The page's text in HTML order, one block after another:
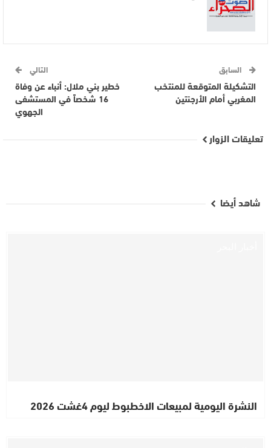
السابق
التشكيلة المتوقعة للمنتخب
المغربي أمام الأرجنتين
التالي
خطير بني ملال: أنباء عن وفاة
16 شخصاً في المستشفى
الجهوي
تعليقات الزوار
شاهد أيضا
النشرة اليومية لمبيعات الاخطبوط ليوم 4غشت 2026